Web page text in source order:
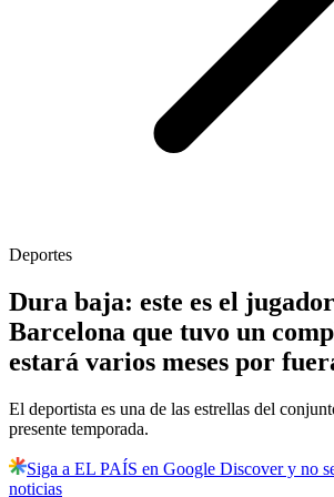
Deportes
Dura baja: este es el
Barcelona que tuvo un
estará varios meses por
El deportista es una de las estrellas del
presente temporada.
Siga a EL PAÍS en Google Discover y no
noticias